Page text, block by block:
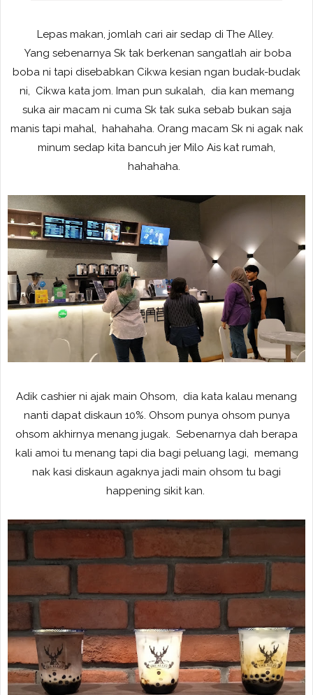
Lepas makan, jomlah cari air sedap di The Alley.
Yang sebenarnya Sk tak berkenan sangatlah air boba
boba ni tapi disebabkan Cikwa kesian ngan budak-budak
ni, Cikwa kata jom. Iman pun sukalah, dia kan memang
suka air macam ni cuma Sk tak suka sebab bukan saja
manis tapi mahal, hahahaha. Orang macam Sk ni agak nak
minum sedap kita bancuh jer Milo Ais kat rumah,
hahahaha.
Adik cashier ni ajak main Ohsom, dia kata kalau menang
nanti dapat diskaun 10%. Ohsom punya ohsom punya
ohsom akhirnya menang jugak. Sebenarnya dah berapa
kali amoi tu menang tapi dia bagi peluang lagi, memang
nak kasi diskaun agaknya jadi main ohsom tu bagi
happening sikit kan.